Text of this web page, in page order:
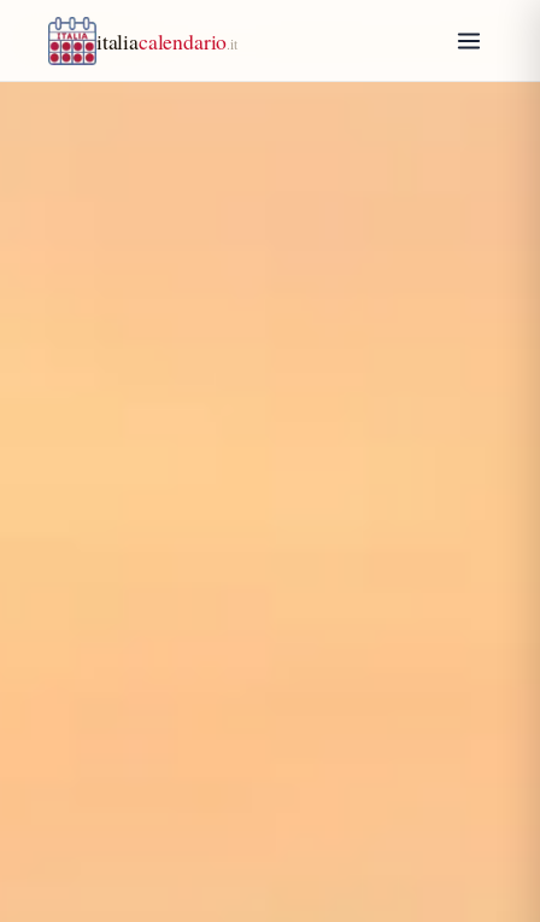
italiacalendario .it